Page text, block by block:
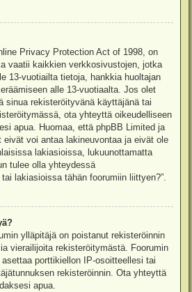
Privacy Protection Act of 1998, on
vaatii kaikkien verkkosivustojen, jotka
13-vuotiailta tietoja, hankkia huoltajan
alle 13-vuotiaalta. Jos olet
sinua rekisteröityvänä käyttäjänä tai
ota yhteyttä oikeudelliseen
apua. Huomaa, että phpBB Limited ja
eivät voi antaa lakineuvontaa ja eivät ole
lakiasioissa, lukuunottamatta
tulee olla yhteydessä
lakiasioissa tähän foorumiin liittyen?”.
ylläpitäjä on poistanut rekisteröinnin
vierailijoita rekisteröitymästä. Foorumin
porttikiellon IP-osoitteellesi tai
rekisteröinnin. Ota yhteyttä
apua.